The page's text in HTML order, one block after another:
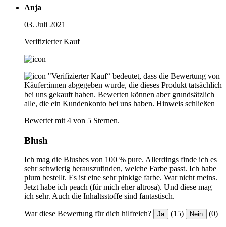
Anja
03. Juli 2021
Verifizierter Kauf
"Verifizierter Kauf“ bedeutet, dass die Bewertung von
Käufer:innen abgegeben wurde, die dieses Produkt tatsächlich
bei uns gekauft haben. Bewerten können aber grundsätzlich
alle, die ein Kundenkonto bei uns haben. Hinweis schließen
Bewertet mit 4 von 5 Sternen.
Blush
Ich mag die Blushes von 100 % pure. Allerdings finde ich es
sehr schwierig herauszufinden, welche Farbe passt. Ich habe
plum bestellt. Es ist eine sehr pinkige farbe. War nicht meins.
Jetzt habe ich peach (für mich eher altrosa). Und diese mag
ich sehr. Auch die Inhaltsstoffe sind fantastisch.
War diese Bewertung für dich hilfreich? Ja (15) Nein (0)